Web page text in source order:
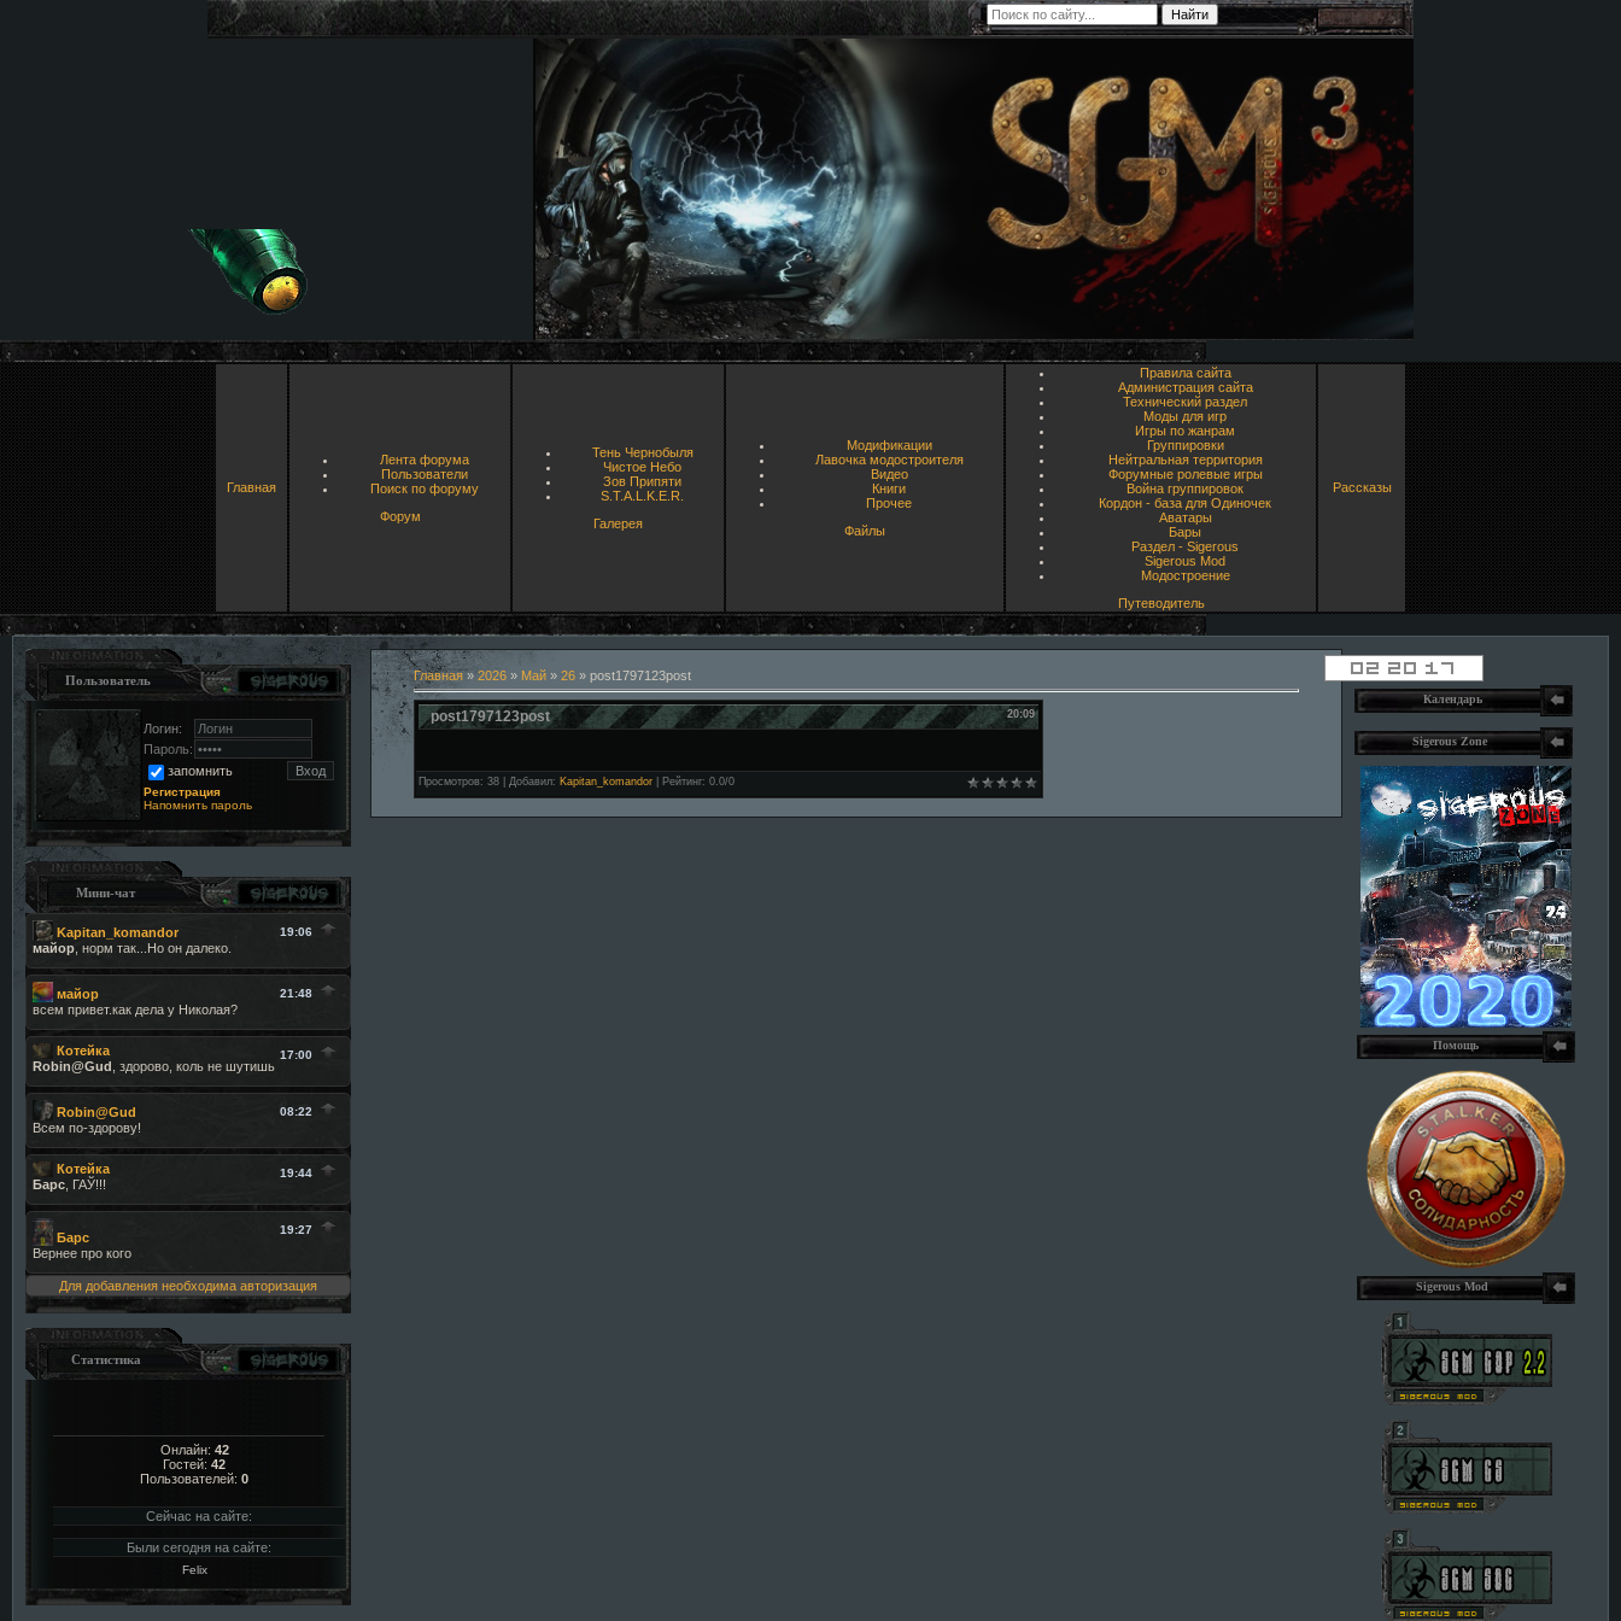
Главная
Лента форума
Пользователи
Поиск по форуму
Форум
Тень Чернобыля
Чистое Небо
Зов Припяти
S.T.A.L.K.E.R.
Галерея
Модификации
Лавочка модостроителя
Видео
Книги
Прочее
Файлы
Правила сайта
Администрация сайта
Технический раздел
Моды для игр
Игры по жанрам
Группировки
Нейтральная территория
Форумные ролевые игры
Война группировок
Кордон - база для Одиночек
Аватары
Бары
Раздел - Sigerous
Sigerous Mod
Модостроение
Путеводитель
Рассказы
Пользователь
Логин:
Пароль:
запомнить
Регистрация
Напомнить пароль
Мини-чат
Для добавления необходима авторизация
Статистика
Онлайн: 42
Гостей: 42
Пользователей: 0
Сейчас на сайте:
Были сегодня на сайте:
Felix
Главная» 2026 » Май » 26 » post1797123post
20:09
post1797123post
Просмотров: 38 Добавил: Kapitan_komandor Рейтинг: 0.0/0
Календарь
Sigerous Zone
Помощь
Sigerous Mod